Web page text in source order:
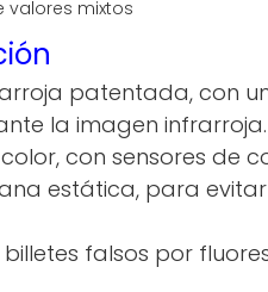
patentada, con
la imagen
con sensores de
estática, para
falsos por